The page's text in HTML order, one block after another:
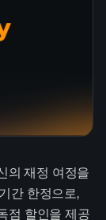
의 재정 여정을
간 한정으로,
점 할인을 제공